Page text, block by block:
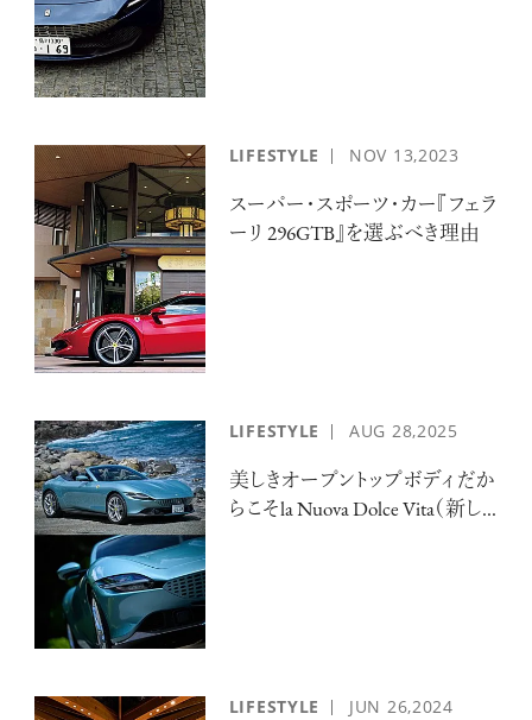
LIFESTYLE NOV 13,2023
スーパー・スポーツ・カー『フェラ
ーリ 296GTB』を選ぶべき理由
LIFESTYLE AUG 28,2025
美しきオープントップボディだか
らこそla Nuova Dolce Vita（新し...
LIFESTYLE JUN 26,2024